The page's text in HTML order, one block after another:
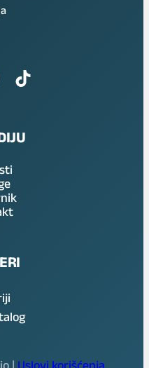
TikTok
| Uslovi korišćenja